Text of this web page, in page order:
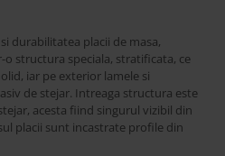
durabilitatea placii de masa,
structura speciala, stratificata, ce
iar pe exterior lamele si
de stejar. Intreaga structura este
acesta fiind singurul vizibil din
placii sunt incastrate profile din